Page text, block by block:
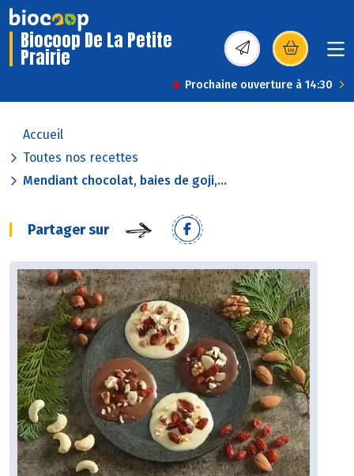
Biocoop De La Petite
Prairie (s’ouvre dans une
Prochaine ouverture à 14:30
Accueil
Toutes nos recettes
Mendiant chocolat, baies de goji,...
Partager sur